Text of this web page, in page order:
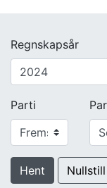
Regnskapsår
Parti
Hent